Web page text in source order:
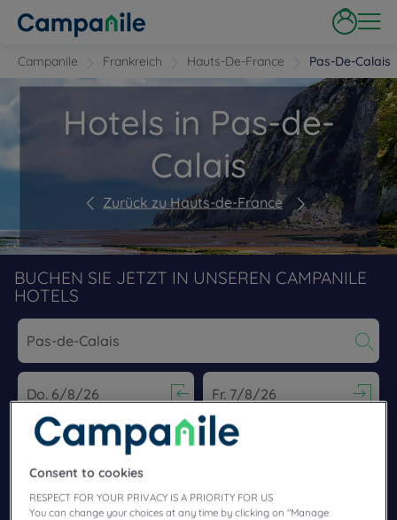
Campanile Frankreich Hauts-De-France Pas-De-Calais
Hotels in Pas-de-
Calais
Zurück zu Hauts-de-France
BUCHEN SIE JETZT IN UNSEREN CAMPANILE
HOTELS
Navigate forward to interact with the calendar and select a
Navigate backward to interact
Spezialcode hinzufügen
Consent to cookies
RESPECT FOR YOUR PRIVACY IS A PRIORITY FOR US
You can change your choices at any time by clicking on "Manage